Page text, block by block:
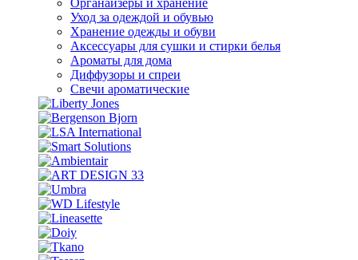
Органайзеры и хранение
Уход за одеждой и обувью
Хранение одежды и обуви
Аксессуары для сушки и стирки белья
Ароматы для дома
Диффузоры и спреи
Свечи ароматические